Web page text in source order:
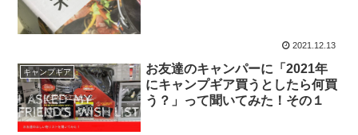
2021.12.13
キャンプギア
お友達のキャンパーに「2021年
にキャンプギア買うとしたら何買
う？」って聞いてみた！その１